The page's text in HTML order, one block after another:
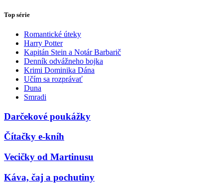
Top série
Romantické úteky
Harry Potter
Kapitán Stein a Notár Barbarič
Denník odvážneho bojka
Krimi Dominika Dána
Učím sa rozprávať
Duna
Smradi
Darčekové poukážky
Čítačky e-kníh
Vecičky od Martinusu
Káva, čaj a pochutiny